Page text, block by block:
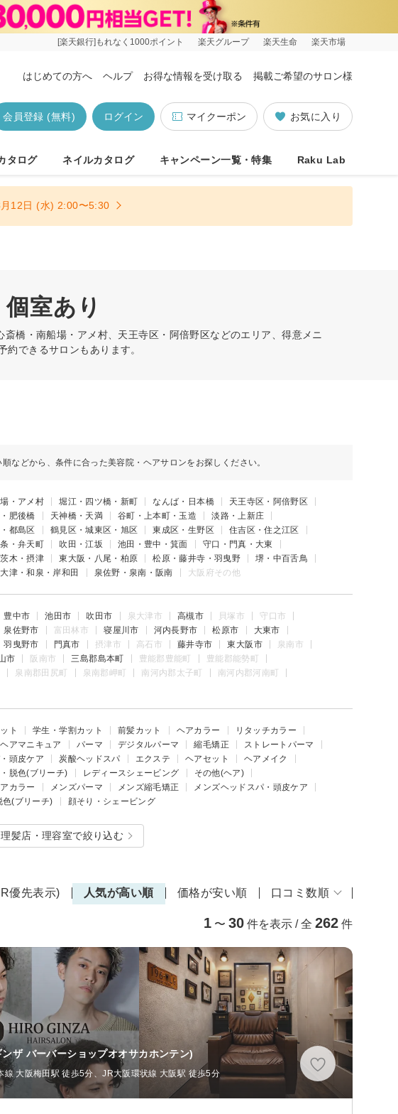
[楽天銀行]もれなく1000ポイント 楽天グループ 楽天生命 楽天市場
はじめての方へ ヘルプ お得な情報を受け取る 掲載ご希望のサロン様
お気に入り
マイクーポン
ログイン
会員登録 (無料)
タログ ネイルカタログ キャンペーン一覧・特集 Raku Lab
12日 (水) 2:00〜5:30
室あり
橋・南船場・アメ村、天王寺区・阿倍野区などのエリア、得意メニ
できるサロンもあります。
などから、条件に合った美容院・ヘアサロンをお探しください。
・アメ村 堀江・四ツ橋・新町 なんば・日本橋
天王寺区・阿倍野区
肥後橋 天神橋・天満 谷町・上本町・玉造
淡路・上新庄
都島区 鶴見区・城東区・旭区 東成区・生野区
住吉区・住之江区
・弁天町 吹田・江坂 池田・豊中・箕面
守口・門真・大東
木・摂津 東大阪・八尾・柏原 松原・藤井寺・羽曳野
堺・中百舌鳥
津・和泉・岸和田 泉佐野・泉南・阪南 大阪府その他
豊中市 池田市 吹田市 泉大津市 高槻市 貝塚市
守口市
泉佐野市 富田林市 寝屋川市 河内長野市 松原市
大東市
羽曳野市 門真市 摂津市 高石市 藤井寺市 東大阪市
泉南市
市 阪南市 三島郡島本町 豊能郡豊能町
豊能郡能勢町
泉南郡田尻町 泉南郡岬町 南河内郡太子町
南河内郡河南町
ト 学生・学割カット 前髪カット ヘアカラー
リタッチカラー
ヘアマニキュア パーマ デジタルパーマ 縮毛矯正
ストレートパーマ
頭皮ケア 炭酸ヘッドスパ エクステ ヘアセット
ヘアメイク
脱色(ブリーチ) レディースシェービング
その他(ヘア)
カラー メンズパーマ メンズ縮毛矯正
メンズヘッドスパ・頭皮ケア
色(ブリーチ)
顔そり・シェービング
髪店・理容室で絞り込む
優先表示) 人気が高い順 価格が安い順 口コミ数順
1 〜 30 件を表示 / 全 262 件
ザ バーバーショップオオサカホンテン)
線 大阪梅田駅 徒歩5分、JR大阪環状線 大阪駅 徒歩5分